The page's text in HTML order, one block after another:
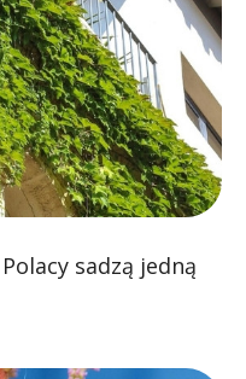
sadzą jedną